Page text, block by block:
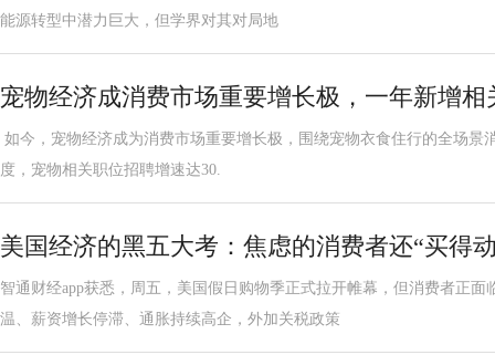
能源转型中潜力巨大，但学界对其对局地
宠物经济成消费市场重要增长极，一年新增相
如今，宠物经济成为消费市场重要增长极，围绕宠物衣食住行的全场景
度，宠物相关职位招聘增速达30.
美国经济的黑五大考：焦虑的消费者还“买得
智通财经app获悉，周五，美国假日购物季正式拉开帷幕，但消费者正
温、薪资增长停滞、通胀持续高企，外加关税政策